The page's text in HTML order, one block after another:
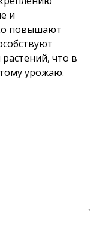
и
повышают
что в
урожаю.